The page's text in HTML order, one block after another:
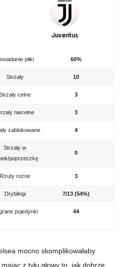
Juventus
piłki 60%
Strzały 10
celne 3
niecelne 3
zablokowane 4
Strzały w
poprzeczkę
0
Rzuty rożne 3
Dryblingi 7/13 (54%)
pojedynki 44
mocno skomplikowałaby
z tyłu głowy to, jak dobrze